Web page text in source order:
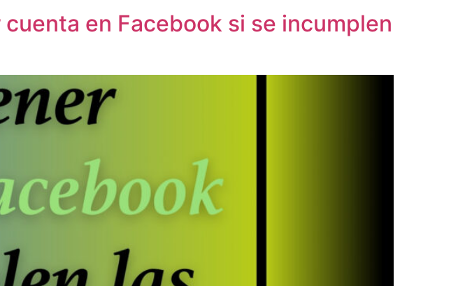
en Facebook si se incumplen